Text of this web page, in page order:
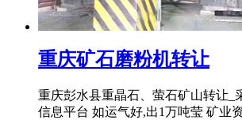
重庆矿石磨粉机转让
重庆彭水县重晶石、萤石矿山转让_
信息平台 如运气好,出1万吨莹 矿业